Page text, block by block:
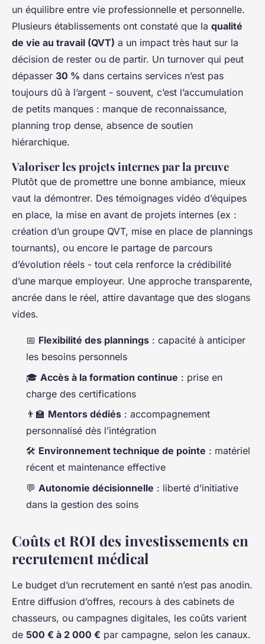
un équilibre entre vie professionnelle et personnelle.
Plusieurs établissements ont constaté que la qualité
de vie au travail (QVT) a un impact très haut sur la
décision de rester ou de partir. Un turnover qui peut
dépasser 30 % dans certains services n’est pas
toujours dû à l’argent - souvent, c’est l’accumulation
de petits manques : manque de reconnaissance,
planning trop dense, absence de soutien
hiérarchique.
Valoriser les projets internes par la preuve
Plutôt que de promettre une bonne ambiance, mieux
vaut la démontrer. Des témoignages vidéo d’équipes
en place, la mise en avant de projets internes (ex :
création d’un groupe QVT, mise en place de plannings
tournants), ou encore le partage de parcours
d’évolution réels - tout cela renforce la crédibilité
d’une marque employeur. Une approche transparente,
ancrée dans le réel, attire davantage que des slogans
vides.
📅 Flexibilité des plannings : capacité à anticiper
les besoins personnels
🎓 Accès à la formation continue : prise en
charge des certifications
👨‍🏫 Mentors dédiés : accompagnement
personnalisé dès l’intégration
🛠️ Environnement technique de pointe : matériel
récent et maintenance effective
💬 Autonomie décisionnelle : liberté d’initiative
dans la gestion des soins
Coûts et ROI des investissements en
recrutement médical
Le budget d’un recrutement en santé n’est pas anodin.
Entre diffusion d’offres, recours à des cabinets de
chasseurs, ou campagnes digitales, les coûts varient
de 500 € à 2 000 € par campagne, selon les canaux.